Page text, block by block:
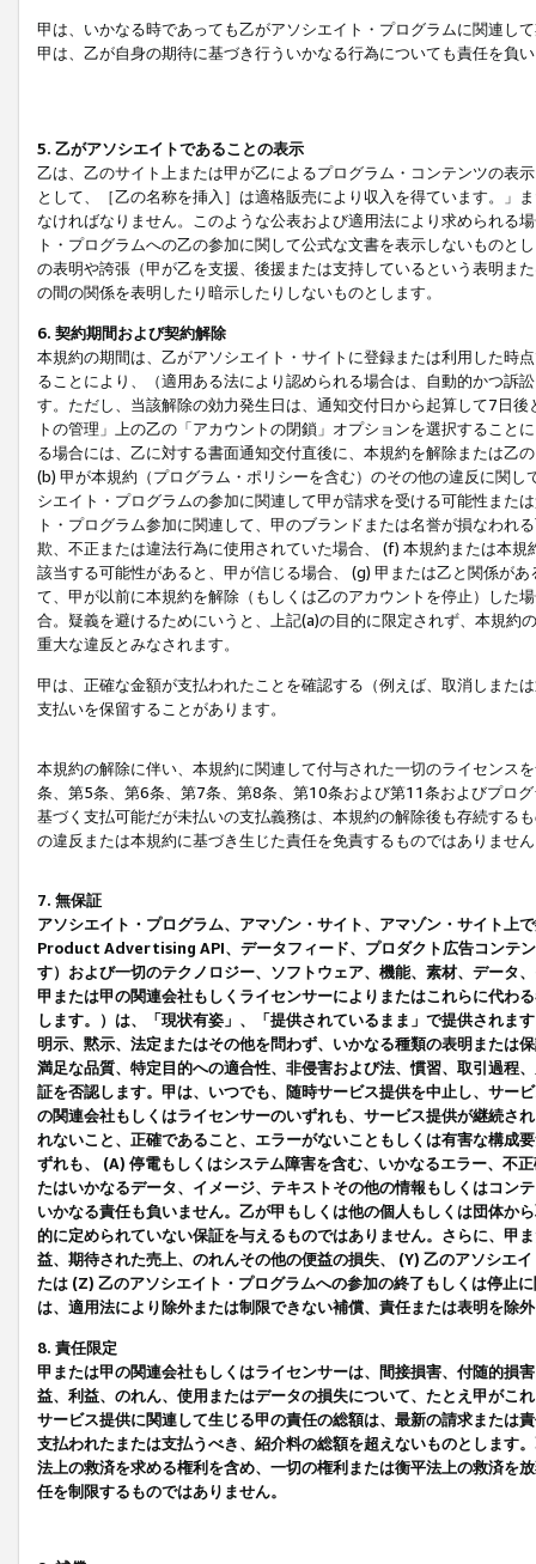
甲は、いかなる時であっても乙がアソシエイト・プログラムに関連し
甲は、乙が自身の期待に基づき行ういかなる行為についても責任を負
5. 乙がアソシエイトであることの表示
乙は、乙のサイト上または甲が乙によるプログラム・コンテンツの表
として、［乙の名称を挿入］は適格販売により収入を得ています。」
なければなりません。このような公表および適用法により求められる
ト・プログラムへの乙の参加に関して公式な文書を表示しないもの
の表明や誇張（甲が乙を支援、後援または支持しているという表明ま
の間の関係を表明したり暗示したりしないものとします。
6. 契約期間および契約解除
本規約の期間は、乙がアソシエイト・サイトに登録または利用した時
ることにより、（適用ある法により認められる場合は、自動的かつ訴
す。ただし、当該解除の効力発生日は、通知交付日から起算して7日
トの管理」上の乙の「アカウントの閉鎖」オプションを選択するこ
る場合には、乙に対する書面通知交付直後に、本規約を解除または乙
(b) 甲が本規約（プログラム・ポリシーを含む）のその他の違反に関
シエイト・プログラムの参加に関連して甲が請求を受ける可能性また
ト・プログラム参加に関連して、甲のブランドまたは名誉が損なわれ
欺、不正または違法行為に使用されていた場合、 (f) 本規約または本
該当する可能性があると、甲が信じる場合、 (g) 甲または乙と関係が
て、甲が以前に本規約を解除（もしくは乙のアカウントを停止）した
合。疑義を避けるためにいうと、上記(a)の目的に限定されず、本規
重大な違反とみなされます。
甲は、正確な金額が支払われたことを確認する（例えば、取消しまた
支払いを保留することがあります。
本規約の解除に伴い、本規約に関連して付与された一切のライセンス
条、第5条、第6条、第7条、第8条、第10条および第11条およびプロ
基づく支払可能だが未払いの支払義務は、本規約の解除後も存続する
の違反または本規約に基づき生じた責任を免責するものではありませ
7. 無保証
アソシエイト・プログラム、アマゾン・サイト、アマゾン・サイト上
Product Advertising API、データフィード、プロダクト広告コンテ
す）および一切のテクノロジー、ソフトウェア、機能、素材、データ
甲または甲の関連会社もしくライセンサーによりまたはこれらに代わ
します。）は、「現状有姿」、「提供されているまま」で提供されま
明示、黙示、法定またはその他を問わず、いかなる種類の表明または
満足な品質、特定目的への適合性、非侵害および法、慣習、取引過程
証を否認します。甲は、いつでも、随時サービス提供を中止し、サー
の関連会社もしくはライセンサーのいずれも、サービス提供が継続さ
れないこと、正確であること、エラーがないこともしくは有害な構成
ずれも、 (A) 停電もしくはシステム障害を含む、いかなるエラー、不
たはいかなるデータ、イメージ、テキストその他の情報もしくはコン
いかなる責任も負いません。乙が甲もしくは他の個人もしくは団体か
的に定められていない保証を与えるものではありません。さらに、甲
益、期待された売上、のれんその他の便益の損失、 (Y) 乙のアソシエ
たは (Z) 乙のアソシエイト・プログラムへの参加の終了もしくは停止
は、適用法により除外または制限できない補償、責任または表明を除
8. 責任限定
甲または甲の関連会社もしくはライセンサーは、間接損害、付随的損
益、利益、のれん、使用またはデータの損失について、たとえ甲がこ
サービス提供に関連して生じる甲の責任の総額は、最新の請求または
支払われたまたは支払うべき、紹介料の総額を超えないものとします
法上の救済を求める権利を含め、一切の権利または衡平法上の救済を
任を制限するものではありません。